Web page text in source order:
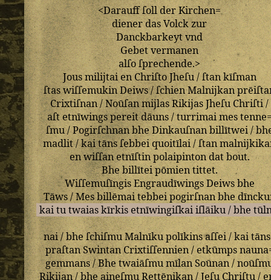
<Darauffſoll derKirchen=
dienerdas Volckzur
Danckbarkeytvnd
Gebet vermanen
alſo ſprechende.>
JousmilijtaienChriſtoJheſu/ſtankīſman
ſtaswiſſemukinDeiws/ſchienMalnijkan
Crixtiſnan/NoūſanmijlasRikijas JheſuChriſti/
aſtetnīwingspereitdāuns/turrimaimes
ſmu/PogirſchnanbheDinkauſnanbillītwei/
madlit/kaitānsſebbeiquoitīlai/ſtan
enwiſſanetnīſtinpolaipintondatbout.
Bhebillīteipōmientittet.
WiſſemuſīngisEngraudīwingsDeiwsbhe
Tāws/Mesbillēmaitebbeipogirſnanbhe
kaitutwaiaskīrkis etnīwingiſkaiiſlāiku/bhe
nai/bheſchiſmuMalnīkupolīkinsaſſei/kaitāns
praſtanSwintanCrixtiſſennien/etkūmps
gemmans/BhetwaiāſmumīlanSoūnan/
Rikijan/bheaineſmuRettēnikan/JeſuChriſtu/